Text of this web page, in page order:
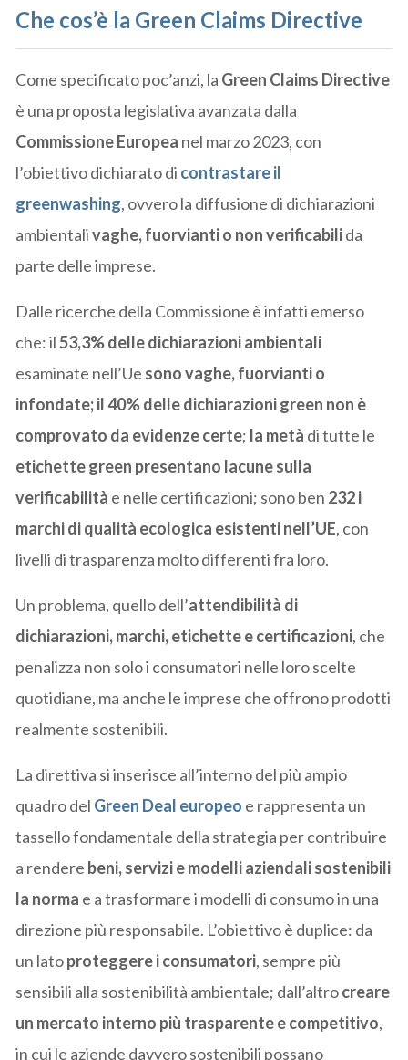
Che cos’è la Green Claims Directive
Come specificato poc’anzi, la Green Claims Directive
è una proposta legislativa avanzata dalla
Commissione Europea nel marzo 2023, con
l’obiettivo dichiarato di contrastare il
greenwashing, ovvero la diffusione di dichiarazioni
ambientalivaghe, fuorvianti o non verificabilida
parte delle imprese.
Dalle ricerche della Commissione è infatti emerso
che: il53,3%delle dichiarazioni ambientali
esaminate nell’Ue sono vaghe, fuorvianti o
infondate;il 40%delle dichiarazioni green non è
comprovato da evidenze certe; la metà di tutte le
etichette green presentano lacune sulla
verificabilità e nelle certificazioni; sono ben 232 i
marchi di qualità ecologica esistentinell’UE, con
livelli di trasparenza molto differenti fra loro.
Un problema, quello dell’attendibilità di
dichiarazioni, marchi, etichette e certificazioni, che
penalizza non solo i consumatori nelle loro scelte
quotidiane, ma anche le imprese che offrono prodotti
realmente sostenibili.
La direttiva si inserisce all’interno del più ampio
quadro del Green Deal europeo e rappresenta un
tassello fondamentale della strategia per contribuire
a rendere beni, servizi e modelli aziendali sostenibili
la norma e a trasformare i modelli di consumo in una
direzione più responsabile. L’obiettivo è duplice: da
un latoproteggere i consumatori, sempre più
sensibili alla sostenibilità ambientale; dall’altrocreare
un mercato interno più trasparente e competitivo,
in cui le aziende davvero sostenibili possano